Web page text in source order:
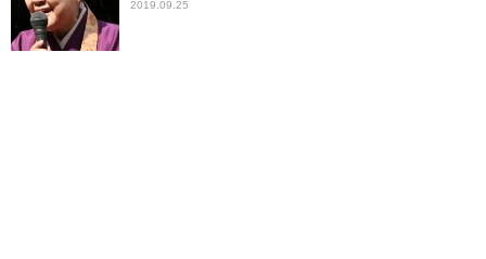
2019.09.25